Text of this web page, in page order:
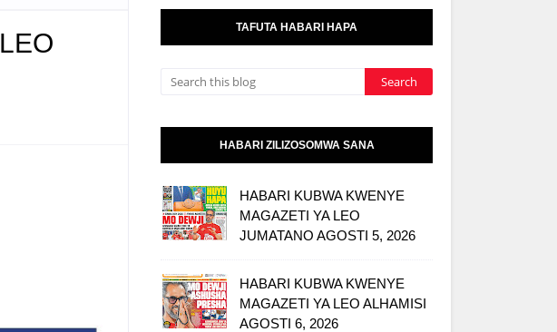
TAFUTA HABARI HAPA
HABARI ZILIZOSOMWA SANA
HABARI KUBWA KWENYE
MAGAZETI YA LEO
JUMATANO AGOSTI 5, 2026
HABARI KUBWA KWENYE
MAGAZETI YA LEO ALHAMISI
AGOSTI 6, 2026